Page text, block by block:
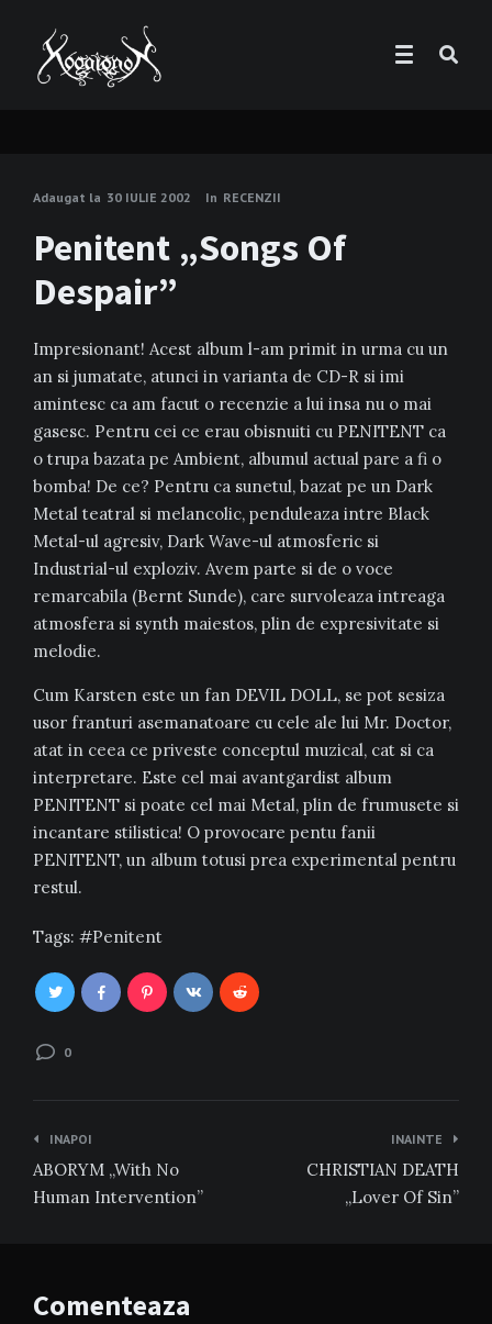
Adaugat la 30 IULIE 2002 In RECENZII
Penitent „Songs Of
Despair”
Impresionant! Acest album l-am primit in urma cu un
an si jumatate, atunci in varianta de CD-R si imi
amintesc ca am facut o recenzie a lui insa nu o mai
gasesc. Pentru cei ce erau obisnuiti cu PENITENT ca
o trupa bazata pe Ambient, albumul actual pare a fi o
bomba! De ce? Pentru ca sunetul, bazat pe un Dark
Metal teatral si melancolic, penduleaza intre Black
Metal-ul agresiv, Dark Wave-ul atmosferic si
Industrial-ul exploziv. Avem parte si de o voce
remarcabila (Bernt Sunde), care survoleaza intreaga
atmosfera si synth maiestos, plin de expresivitate si
melodie.
Cum Karsten este un fan DEVIL DOLL, se pot sesiza
usor franturi asemanatoare cu cele ale lui Mr. Doctor,
atat in ceea ce priveste conceptul muzical, cat si ca
interpretare. Este cel mai avantgardist album
PENITENT si poate cel mai Metal, plin de frumusete si
incantare stilistica! O provocare pentu fanii
PENITENT, un album totusi prea experimental pentru
restul.
Tags: Penitent
0
Navigare
în
articole
INAPOI
ABORYM „With No
Human Intervention”
INAINTE
CHRISTIAN DEATH
„Lover Of Sin”
Comenteaza